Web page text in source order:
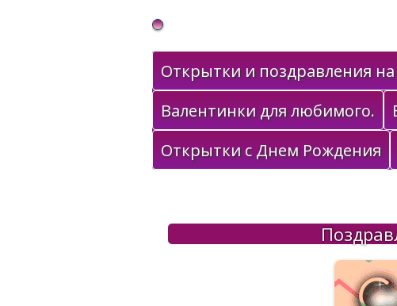
Gif Открытки в подарок
Открытки и поздравления на
Валентинки для любимого.
Открытки с Днем Рождения